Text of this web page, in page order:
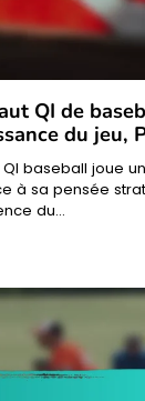
QI de
du jeu,
baseball joue
à sa pensée
du…